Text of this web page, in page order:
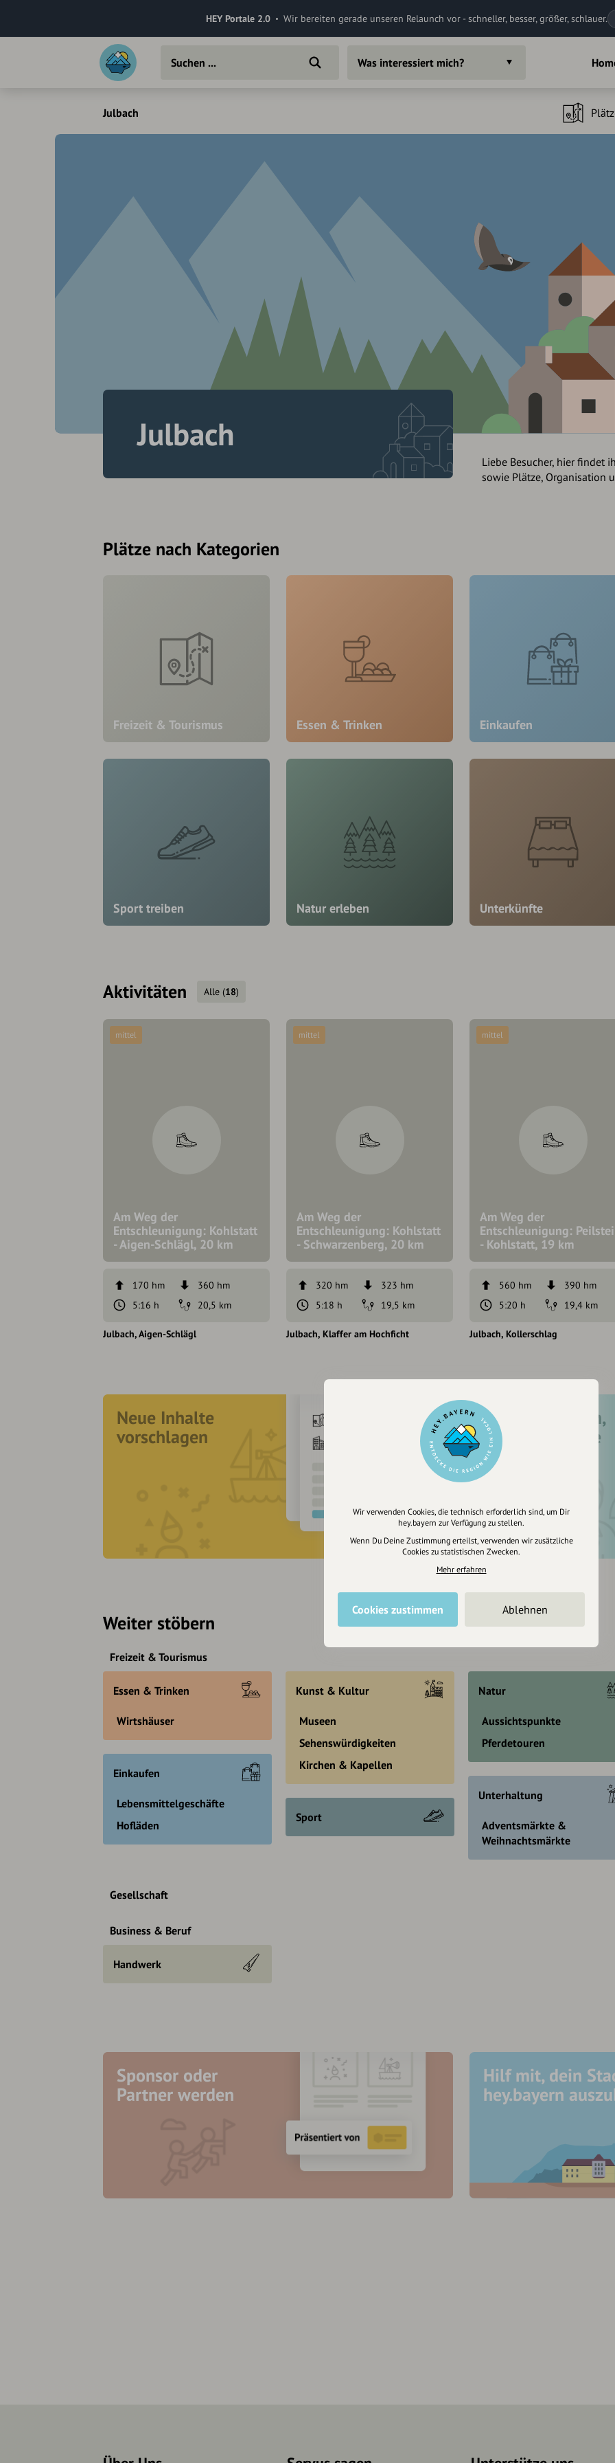
HEY Portale 2.0 Wir bereiten gerade unseren Relaunch vor - schneller, besser, größer, schlauer.
Was interessiert mich?
Julbach
Julbach
Liebe Besucher, hier findet
sowie Plätze, Organisation
Plätze nach Kategorien
Freizeit & Tourismus Essen & Trinken Einkaufen
Sport treiben Natur erleben Unterkünfte
Aktivitäten Alle (18)
Am Weg der
Entschleunigung: Kohlstatt
- Aigen-Schlägl, 20 km
mittel
170 hm
360 hm
5:16 h
20,5 km
Julbach Aigen-Schlägl
Am Weg der
Entschleunigung: Kohlstatt
- Schwarzenberg, 20 km
mittel
320 hm
323 hm
5:18 h
19,5 km
Julbach Klaffer am Hochficht
Am Weg der
Entschleunigung:
- Kohlstatt, 19 km
mittel
560 hm
390 hm
5:20 h
19,4 km
Julbach Kollerschlag
Neue Inhalte
vorschlagen
Registriere dich,
um dir Einträge
zu merken
Weiter stöbern
Freizeit & Tourismus
Essen & Trinken
Wirtshäuser
Einkaufen
Lebensmittelgeschäfte
Hofläden
Kunst & Kultur
Museen
Sehenswürdigkeiten
Kirchen & Kapellen
Sport
Natur
Aussichtspunkte
Pferdetouren
Unterhaltung
Adventsmärkte &
Weihnachtsmärkte
Gesellschaft
Business & Beruf
Handwerk
Sponsor oder
Partner werden
Hilf mit, dein
hey.bayern
Wir verwenden Cookies, die technisch erforderlich sind, um Dir
hey.bayern zur Verfügung zu stellen.
Wenn Du Deine Zustimmung erteilst, verwenden wir zusätzliche
Cookies zu statistischen Zwecken.
Mehr erfahren
Cookies zustimmen Ablehnen